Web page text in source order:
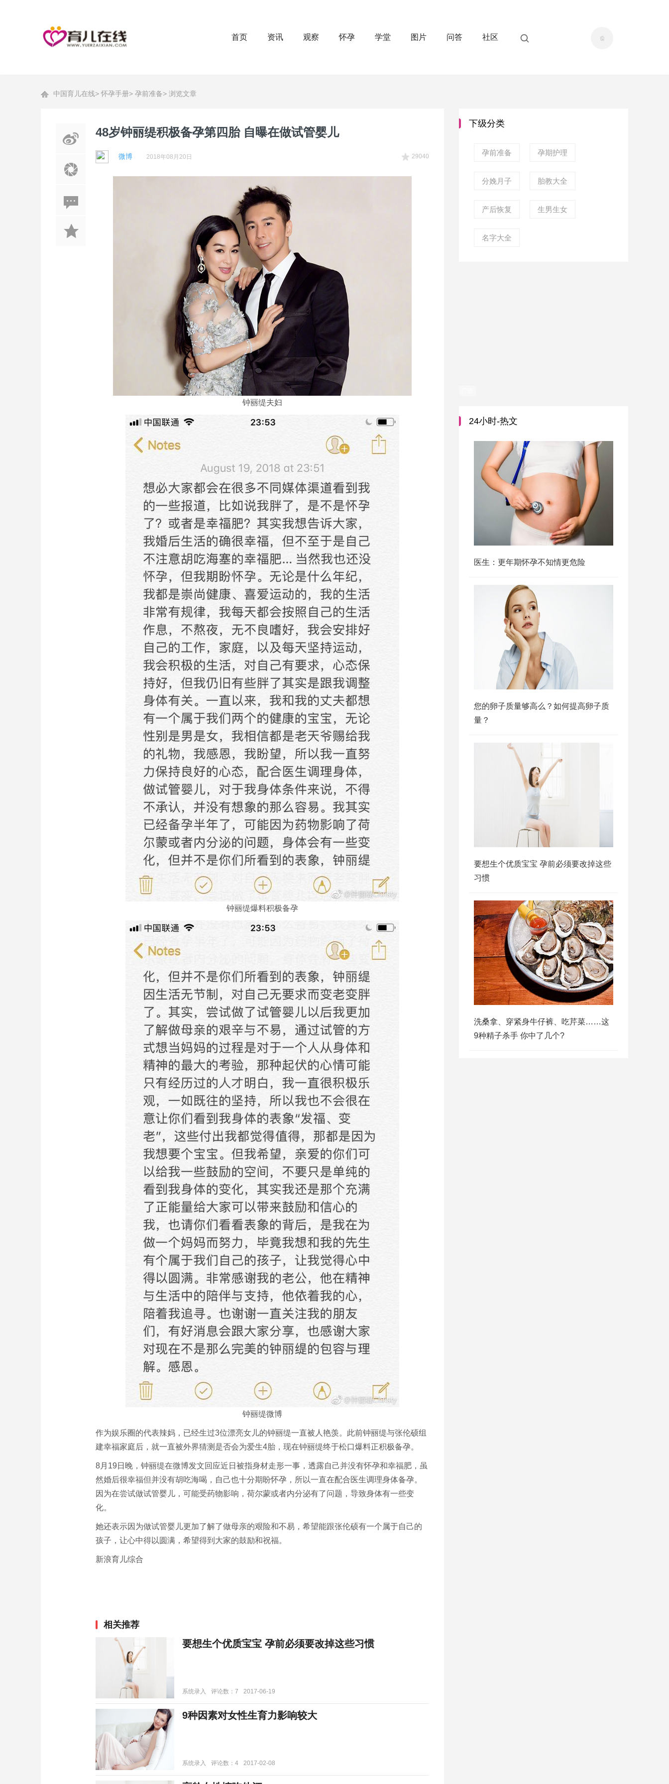
首页 资讯 观察 怀孕 学堂 图片 问答 社区
中国育儿在线> 怀孕手册> 孕前准备> 浏览文章
48岁钟丽缇积极备孕第四胎 自曝在做试管婴儿
29040
微博 2018年08月20日
钟丽缇夫妇
钟丽缇爆料积极备孕
钟丽缇微博
作为娱乐圈的代表辣妈，已经生过3位漂亮女儿的钟丽缇一直被人艳羡。此前钟丽缇与张伦硕组
建幸福家庭后，就一直被外界猜测是否会为爱生4胎，现在钟丽缇终于松口爆料正积极备孕。
8月19日晚，钟丽缇在微博发文回应近日被指身材走形一事，透露自己并没有怀孕和幸福肥，虽
然婚后很幸福但并没有胡吃海喝，自己也十分期盼怀孕，所以一直在配合医生调理身体备孕。
因为在尝试做试管婴儿，可能受药物影响，荷尔蒙或者内分泌有了问题，导致身体有一些变
化。
她还表示因为做试管婴儿更加了解了做母亲的艰险和不易，希望能跟张伦硕有一个属于自己的
孩子，让心中得以圆满，希望得到大家的鼓励和祝福。
新浪育儿综合
相关推荐
要想生个优质宝宝 孕前必须要改掉这些习惯
系统录入 评论数：7 2017-06-19
9种因素对女性生育力影响较大
系统录入 评论数：4 2017-02-08
下级分类
孕前准备 孕期护理
分娩月子 胎教大全
产后恢复 生男生女
名字大全
24小时-热文
医生：更年期怀孕不知情更危险
您的卵子质量够高么？如何提高卵子质
量？
要想生个优质宝宝 孕前必须要改掉这些
习惯
洗桑拿、穿紧身牛仔裤、吃芹菜……这
9种精子杀手 你中了几个?